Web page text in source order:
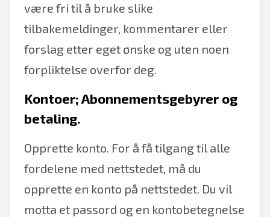
være fri til å bruke slike
tilbakemeldinger, kommentarer eller
forslag etter eget ønske og uten noen
forpliktelse overfor deg.
Kontoer; Abonnementsgebyrer og
betaling.
Opprette konto. For å få tilgang til alle
fordelene med nettstedet, må du
opprette en konto på nettstedet. Du vil
motta et passord og en kontobetegnelse